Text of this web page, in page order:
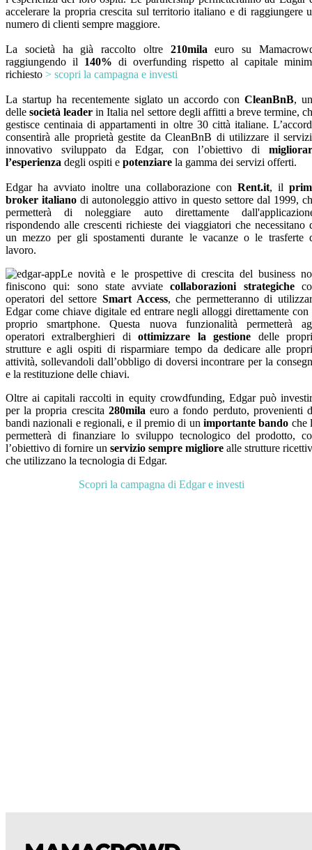
accelerare la propria crescita sul territorio italiano e di raggiungere
numero di clienti sempre maggiore.
La società ha già raccolto oltre 210mila euro su
raggiungendo il 140% di overfunding rispetto al capitale
richiesto > scopri la campagna e investi
La startup ha recentemente siglato un accordo con CleanBnB,
dellesocietà leader in Italia nel settore degli affitti a breve termine,
gestisce centinaia di appartamenti in oltre 30 città italiane.
consentirà alle proprietà gestite da CleanBnB di utilizzare il
innovativo sviluppato da Edgar, con l’obiettivo di
l’esperienza degli ospiti e potenziare la gamma dei servizi offerti.
Edgar ha avviato inoltre una collaborazione con Rent.it, il
broker italiano di autonoleggio attivo in questo settore dal 1999,
permetterà di noleggiare auto direttamente
rispondendo alle crescenti richieste dei viaggiatori che necessitano
un mezzo per gli spostamenti durante le vacanze o le trasferte
lavoro.
Le novità e le prospettive di crescita del business
finiscono qui: sono state avviatecollaborazioni strategiche
operatori del settore Smart Access, che permetteranno di
Edgar come chiave digitale ed entrare negli alloggi direttamente
proprio smartphone. Questa nuova funzionalità permetterà
operatori extralberghieri diottimizzare la gestione delle
strutture e agli ospiti di risparmiare tempo da dedicare alle
attività, sollevandoli dall’obbligo di doversi incontrare per la
e la restituzione delle chiavi.
Oltre ai capitali raccolti in equity crowdfunding, Edgar può
per la propria crescita 280mila euro a fondo perduto, provenienti
bandi nazionali e regionali, e il premio di un importante bando che
permetterà di finanziare lo sviluppo tecnologico del prodotto,
l’obiettivo di fornire un servizio sempre migliore alle strutture
che utilizzano la tecnologia di Edgar.
Scopri la campagna di Edgar e investi